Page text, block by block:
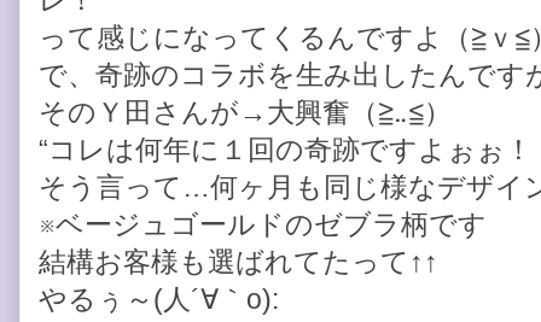
って感じになってくるんですよ（≧ｖ≦
で、奇跡のコラボを生み出したんです
そのＹ田さんが→大興奮（≧‥≦）
“コレは何年に１回の奇跡ですよぉぉ
そう言って…何ヶ月も同じ様なデザイ
※ベージュゴールドのゼブラ柄です
結構お客様も選ばれてたって↑↑
やるぅ～(人´∀｀o):